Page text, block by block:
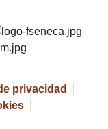
privacidad